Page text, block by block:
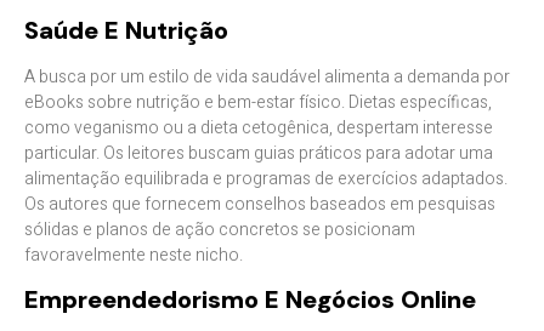
Saúde E Nutrição
A busca por um estilo de vida saudável alimenta a demanda por
eBooks sobre nutrição e bem-estar físico. Dietas específicas,
como veganismo ou a dieta cetogênica, despertam interesse
particular. Os leitores buscam guias práticos para adotar uma
alimentação equilibrada e programas de exercícios adaptados.
Os autores que fornecem conselhos baseados em pesquisas
sólidas e planos de ação concretos se posicionam
favoravelmente neste nicho.
Empreendedorismo E Negócios Online